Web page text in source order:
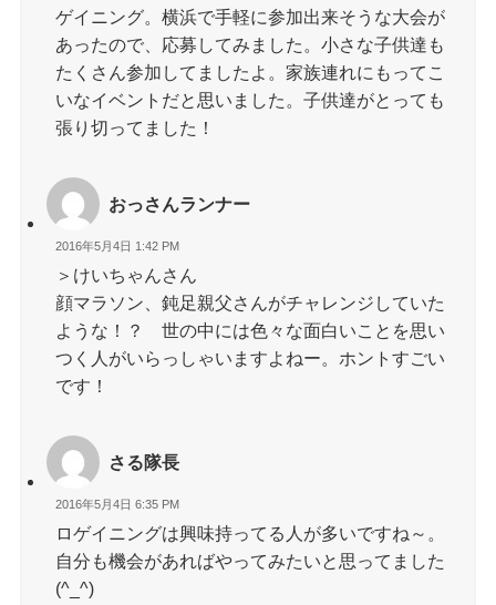
ゲイニング。横浜で手軽に参加出来そうな大会が
あったので、応募してみました。小さな子供達も
たくさん参加してましたよ。家族連れにもってこ
いなイベントだと思いました。子供達がとっても
張り切ってました！
おっさんランナー
2016年5月4日 1:42 PM
＞けいちゃんさん
顔マラソン、鈍足親父さんがチャレンジしていた
ような！？ 世の中には色々な面白いことを思い
つく人がいらっしゃいますよねー。ホントすごい
です！
さる隊長
2016年5月4日 6:35 PM
ロゲイニングは興味持ってる人が多いですね～。
自分も機会があればやってみたいと思ってました
(^_^)